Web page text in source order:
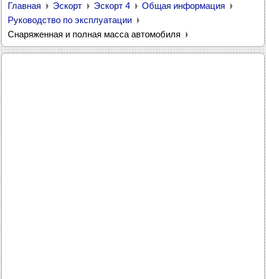
Главная Эскорт Эскорт 4
Общая информация
Руководство по эксплуатации
Снаряженная и полная масса автомобиля